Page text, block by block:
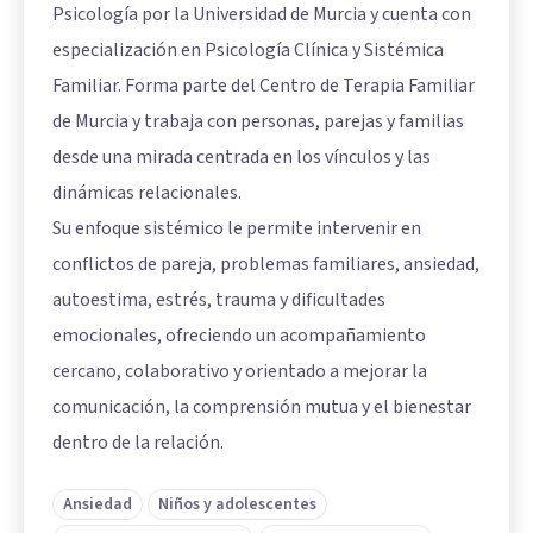
Psicología por la Universidad de Murcia y cuenta con
especialización en Psicología Clínica y Sistémica
Familiar. Forma parte del Centro de Terapia Familiar
de Murcia y trabaja con personas, parejas y familias
desde una mirada centrada en los vínculos y las
dinámicas relacionales.
Su enfoque sistémico le permite intervenir en
conflictos de pareja, problemas familiares, ansiedad,
autoestima, estrés, trauma y dificultades
emocionales, ofreciendo un acompañamiento
cercano, colaborativo y orientado a mejorar la
comunicación, la comprensión mutua y el bienestar
dentro de la relación.
Ansiedad
Niños y adolescentes